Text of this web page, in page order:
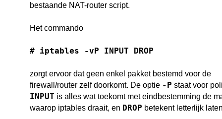
bestaande NAT-router script.
Het commando
# iptables -vP INPUT DROP
zorgt ervoor dat geen enkel pakket bestemd voor de
firewall/router zelf doorkomt. De optie -P staat voor
INPUT is alles wat toekomt met eindbestemming de
waarop iptables draait, en DROP betekent letterlijk